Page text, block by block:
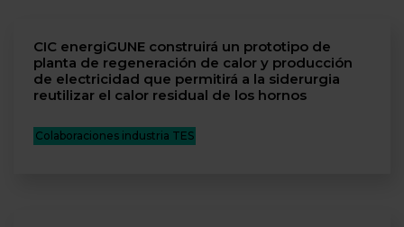
CIC energiGUNE construirá un prototipo de
planta de regeneración de calor y producción
de electricidad que permitirá a la siderurgia
reutilizar el calor residual de los hornos
Colaboraciones industria TES